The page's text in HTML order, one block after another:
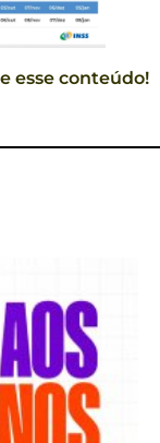
esse conteúdo!